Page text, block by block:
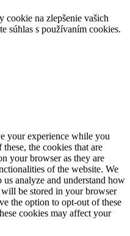
cookie na zlepšenie vašich
súhlas s používaním cookies.
your experience while you
the cookies that are
your browser as they are
of the website. We
analyze and understand how
be stored in your browser
the option to opt-out of these
cookies may affect your